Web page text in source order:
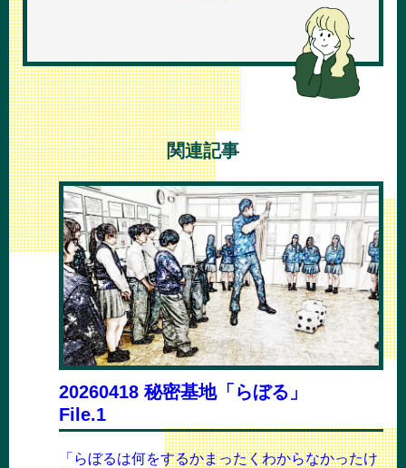
関連記事
20260418 秘密基地「らぼる」
File.1
「らぼるは何をするかまったくわからなかったけ